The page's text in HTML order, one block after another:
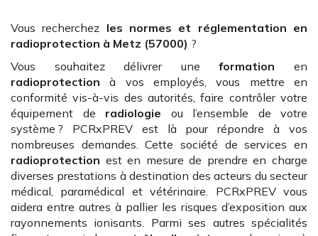
Vous recherchez les normes et réglementation en
radioprotection à Metz (57000) ?
Vous souhaitez délivrer uneformation en
radioprotection à vos employés, vous mettre en
conformité vis-à-vis des autorités, faire contrôler votre
équipement de radiologie ou l’ensemble de votre
système ? PCRxPREV est là pour répondre à vos
nombreuses demandes. Cette société de services en
radioprotection est en mesure de prendre en charge
diverses prestations à destination des acteurs du secteur
médical, paramédical et vétérinaire. PCRxPREV vous
aidera entre autres à pallier les risques d’exposition aux
rayonnements ionisants. Parmi ses autres spécialités